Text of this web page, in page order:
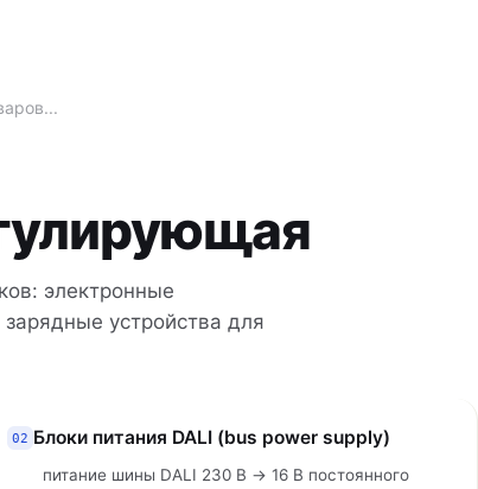
электронные
устройства для
02 Блоки питания DALI (bus power supply)
питание шины DALI 230 В → 16 В постоянного